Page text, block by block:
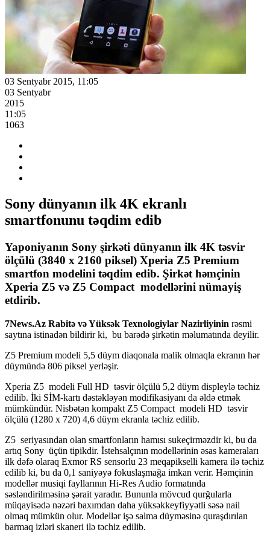
03 Sentyabr 2015, 11:05
03 Sentyabr
2015
11:05
1063
Sony dünyanın ilk 4K ekranlı
smartfonunu təqdim edib
Yaponiyanın Sony şirkəti dünyanın ilk 4K təsvir
ölçülü (3840 x 2160 piksel) Xperia Z5 Premium
smartfon modelini təqdim edib. Şirkət həmçinin
Xperia Z5 və Z5 Compact modellərini nümayiş
etdirib.
7News.Az Rabitə və Yüksək Texnologiylar Nazirliyinin rəsmi
saytına istinadən bildirir ki, bu barədə şirkətin məlumatında deyilir.
Z5 Premium modeli 5,5 düym diaqonala malik olmaqla ekranın hər
düymündə 806 piksel yerləşir.
Xperia Z5 modeli Full HD təsvir ölçülü 5,2 düym displeylə təchiz
edilib. İki SİM-kartı dəstəkləyən modifikasiyanı da əldə etmək
mümkündür. Nisbətən kompakt Z5 Compact modeli HD təsvir
ölçülü (1280 x 720) 4,6 düym ekranla təchiz edilib.
Z5 seriyasından olan smartfonların hamısı sukeçirməzdir ki, bu da
artıq Sony üçün tipikdir. İstehsalçının modellərinin əsas kameraları
ilk dəfə olaraq Exmor RS sensorlu 23 meqapikselli kamera ilə təchiz
edilib ki, bu da 0,1 saniyəyə fokuslaşmağa imkan verir. Həmçinin
modellər musiqi fayllarının Hi-Res Audio formatında
səsləndirilməsinə şərait yaradır. Bununla mövcud qurğularla
müqayisədə nəzəri baxımdan daha yüksəkkeyfiyyətli səsə nail
olmaq mümkün olur. Modellər işə salma düyməsinə quraşdırılan
barmaq izləri skaneri ilə təchiz edilib.